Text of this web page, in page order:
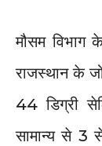
मौसम विभाग
राजस्थान के
44 डिग्री
सामान्य से 3